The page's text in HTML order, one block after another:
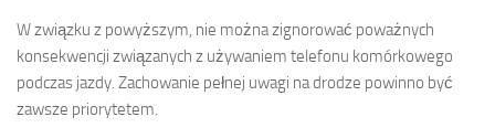
W związku z powyższym, nie można zignorować poważnych
konsekwencji związanych z używaniem telefonu komórkowego
podczas jazdy. Zachowanie pełnej uwagi na drodze powinno być
zawsze priorytetem.